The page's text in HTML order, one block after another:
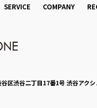
SERVICE COMPANY
区渋谷二丁目17番1号 渋谷アク